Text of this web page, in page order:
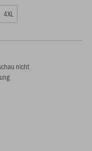
4XL
nicht